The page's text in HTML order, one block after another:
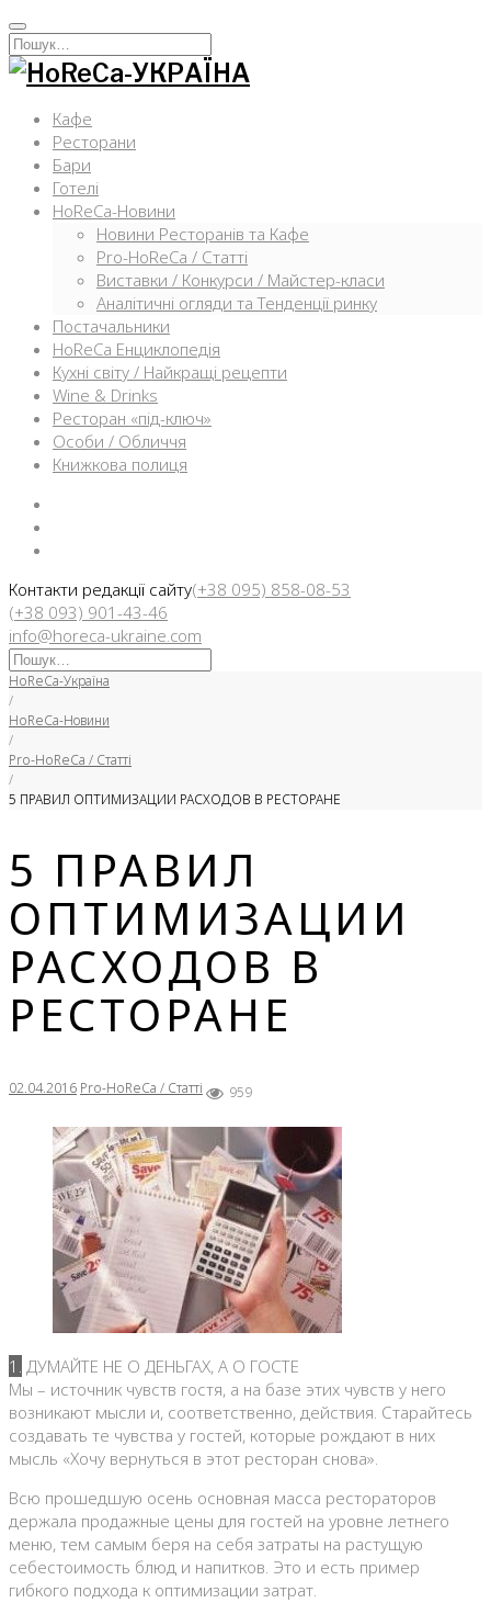
Перейти
к
содержимому
Искать:
Кафе
Ресторани
Бари
Готелі
HoReCa-Новини
Новини Ресторанів та Кафе
Pro-HoReCa / Статті
Виставки / Конкурси / Майстер-класи
Аналітичні огляди та Тенденції ринку
Постачальники
HoReCa Енциклопедія
Кухні світу / Найкращі рецепти
Wine & Drinks
Ресторан «під-ключ»
Особи / Обличчя
Книжкова полиця
Контакти редакції сайту(+38 095) 858-08-53
(+38 093) 901-43-46
info@horeca-ukraine.com
Искать:
HoReCa-Україна
/
HoReCa-Новини
/
Pro-HoReCa / Статті
/
5 ПРАВИЛ ОПТИМИЗАЦИИ РАСХОДОВ В РЕСТОРАНЕ
5 ПРАВИЛ
ОПТИМИЗАЦИИ
РАСХОДОВ В
РЕСТОРАНЕ
02.04.2016 Pro-HoReCa / Статті 959
1. ДУМАЙТЕ НЕ О ДЕНЬГАХ, А О ГОСТЕ
Мы – источник чувств гостя, а на базе этих чувств у него
возникают мысли и, соответственно, действия. Старайтесь
создавать те чувства у гостей, которые рождают в них
мысль «Хочу вернуться в этот ресторан снова».
Всю прошедшую осень основная масса рестораторов
держала продажные цены для гостей на уровне летнего
меню, тем самым беря на себя затраты на растущую
себестоимость блюд и напитков. Это и есть пример
гибкого подхода к оптимизации затрат.